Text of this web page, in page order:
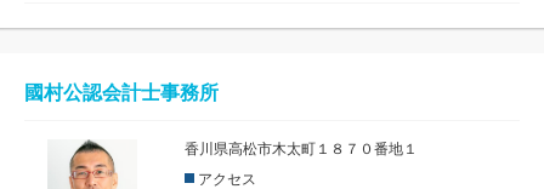
所長の和泉潤税理士は、国税での経験を生かした豊富な知識
税対策・相続税申告や事業承継のご相談など、幅広い経験を
お持ちの税理士です。また、コーチング資格を保有され、継
続的な経営アドバイスなどにも応じていることが特徴です。
國村公認会計士事務所
香川県高松市木太町１８７０番地１
アクセス